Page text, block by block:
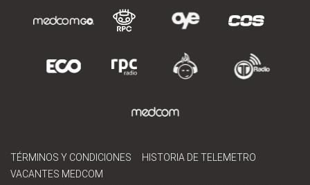
TÉRMINOS Y CONDICIONES
HISTORIA DE TELEMETRO
VACANTES MEDCOM